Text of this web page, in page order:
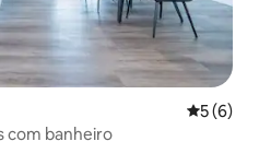
5 de
5 (6)
com banheiro